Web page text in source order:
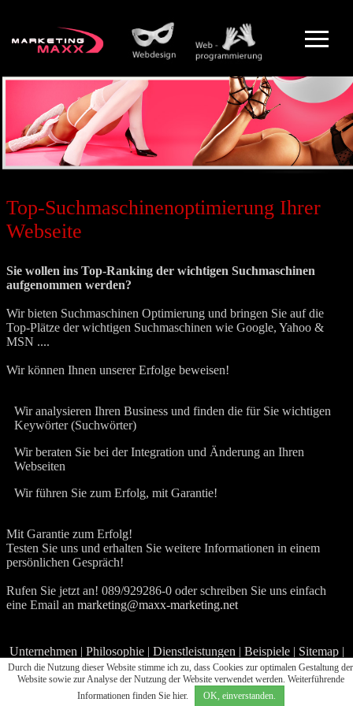
Top-Suchmaschinenoptimierung Ihrer
Webseite
Sie wollen ins Top-Ranking der wichtigen Suchmaschinen
aufgenommen werden?
Wir bieten Suchmaschinen Optimierung und bringen Sie auf die
Top-Plätze der wichtigen Suchmaschinen wie Google, Yahoo &
MSN ....
Wir können Ihnen unserer Erfolge beweisen!
Wir analysieren Ihren Business und finden die für Sie wichtigen
Keywörter (Suchwörter)
Wir beraten Sie bei der Integration und Änderung an Ihren
Webseiten
Wir führen Sie zum Erfolg, mit Garantie!
Mit Garantie zum Erfolg!
Testen Sie uns und erhalten Sie weitere Informationen in einem
persönlichen Gespräch!
Rufen Sie jetzt an! 089/929286-0 oder schreiben Sie uns einfach
eine Email an marketing@maxx-marketing.net
Unternehmen | Philosophie| Dienstleistungen | Beispiele| Sitemap|
Kontakt|Impressum |Datenschutz
Unsere Angebote richten sich ausschließlich an Firmen und sind daher Netto-Preise!
Webdesign & programmierung
Durch die Nutzung dieser Website stimme ich zu, dass Cookies zur optimalen Gestaltung der
Website sowie zur Analyse der Nutzung der Website verwendet werden. Weiterführende
Informationen finden Sie hier. OK, einverstanden.